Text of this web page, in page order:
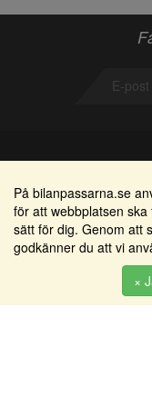
Bilanpassarna
Smedjegatan 22
352 46 Växjö
info@bilanpassarna.se
På bilanpassarna.se
för att webbplatsen
sätt för dig. Genom att
godkänner du att vi
×